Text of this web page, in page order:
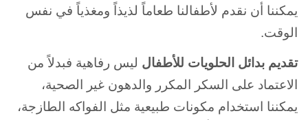
يمكننا أن نقدم لأطفالنا طعاماً لذيذاً ومغذياً في نفس
الوقت.
تقديم بدائل الحلويات للأطفال ليس رفاهية فبدلاً من
الاعتماد على السكر المكرر والدهون غير الصحية،
يمكننا استخدام مكونات طبيعية مثل الفواكه الطازجة،